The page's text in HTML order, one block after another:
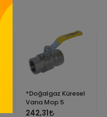
*Doğalgaz Küresel
Vana Mop 5
242,31